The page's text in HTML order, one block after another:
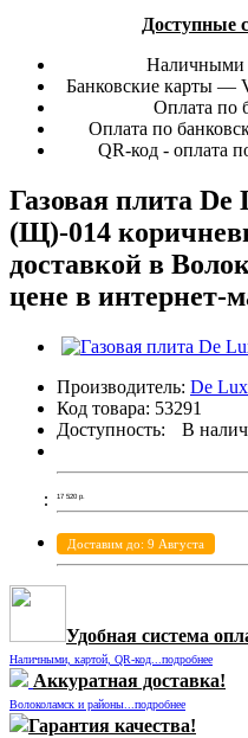
Доступные
Наличными
Банковские карты —
Оплата по
Оплата по
QR-код - оплата
Газовая плита De
(Щ)-014
доставкой в
цене в
Производитель: De
Код товара: 53291
Доступность:
В
17 520 р.
Доставим до: 9 Августа
Удобная система
Наличными, картой, QR-код...подробнее
Аккуратная доставка!
Волоколамск и районы...подробнее
Гарантия качества!